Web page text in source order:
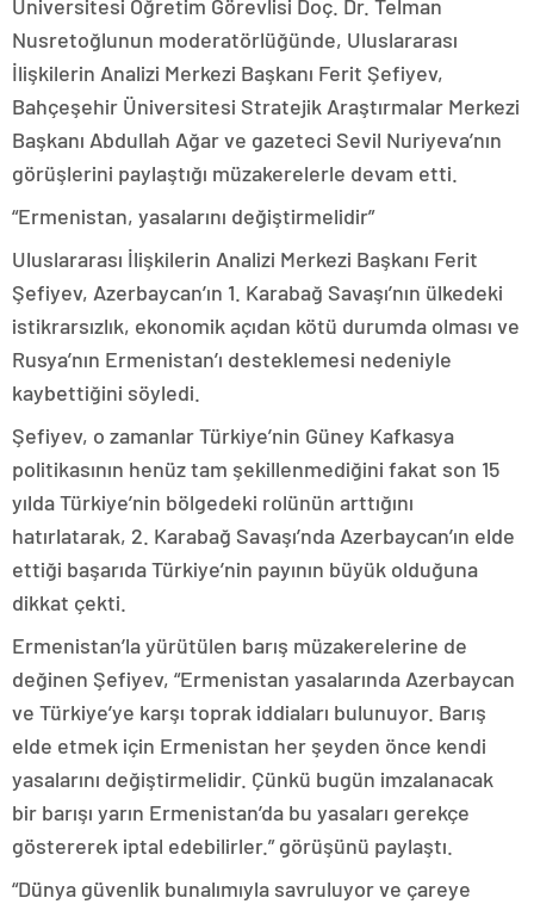
Üniversitesi Öğretim Görevlisi Doç. Dr. Telman
Nusretoğlunun moderatörlüğünde, Uluslararası
İlişkilerin Analizi Merkezi Başkanı Ferit Şefiyev,
Bahçeşehir Üniversitesi Stratejik Araştırmalar Merkezi
Başkanı Abdullah Ağar ve gazeteci Sevil Nuriyeva’nın
görüşlerini paylaştığı müzakerelerle devam etti.
“Ermenistan, yasalarını değiştirmelidir”
Uluslararası İlişkilerin Analizi Merkezi Başkanı Ferit
Şefiyev, Azerbaycan’ın 1. Karabağ Savaşı’nın ülkedeki
istikrarsızlık, ekonomik açıdan kötü durumda olması ve
Rusya’nın Ermenistan’ı desteklemesi nedeniyle
kaybettiğini söyledi.
Şefiyev, o zamanlar Türkiye’nin Güney Kafkasya
politikasının henüz tam şekillenmediğini fakat son 15
yılda Türkiye’nin bölgedeki rolünün arttığını
hatırlatarak, 2. Karabağ Savaşı’nda Azerbaycan’ın elde
ettiği başarıda Türkiye’nin payının büyük olduğuna
dikkat çekti.
Ermenistan’la yürütülen barış müzakerelerine de
değinen Şefiyev, “Ermenistan yasalarında Azerbaycan
ve Türkiye’ye karşı toprak iddiaları bulunuyor. Barış
elde etmek için Ermenistan her şeyden önce kendi
yasalarını değiştirmelidir. Çünkü bugün imzalanacak
bir barışı yarın Ermenistan’da bu yasaları gerekçe
göstererek iptal edebilirler.” görüşünü paylaştı.
“Dünya güvenlik bunalımıyla savruluyor ve çareye